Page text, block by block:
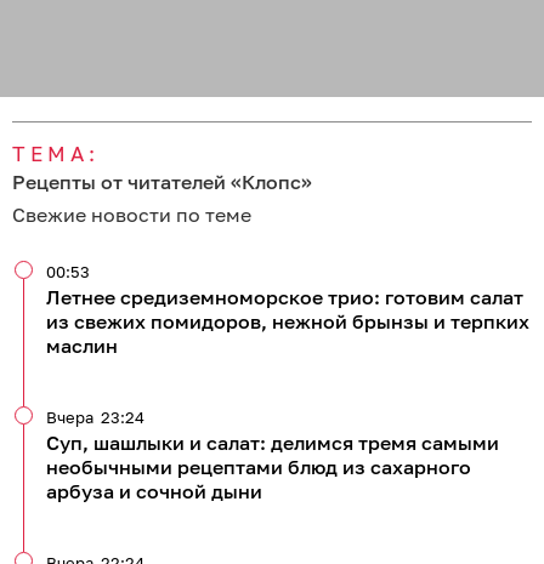
ТЕМА:
Рецепты от читателей «Клопс»
Свежие новости по теме
Летнее средиземноморское трио: готовим салат
из свежих помидоров, нежной брынзы и терпких
маслин
00:53
Суп, шашлыки и салат: делимся тремя самыми
необычными рецептами блюд из сахарного
арбуза и сочной дыни
Вчера 23:24